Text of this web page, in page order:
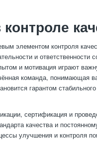
элементом контроля
и ответственности
и мотивация играют
команда, понимающая
гарантом
сертификация и
качества и
улучшения и контроля